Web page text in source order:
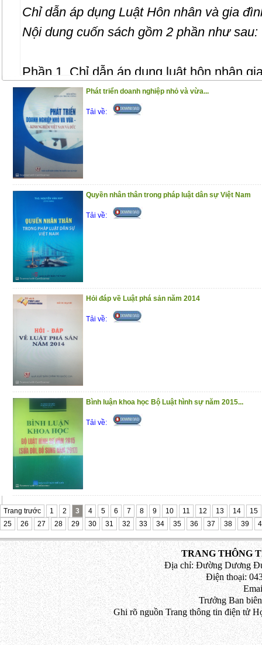
Chỉ dẫn áp dụng Luật Hôn nhân và gia
Nội dung cuốn sách gồm 2 phần như sau:
Phần 1. Chỉ dẫn áp dụng luật hôn nhân
Phần 2. Các văn bản hướng dẫn luật hôn
Trân trọng giới thiệu đến bạn đọc !
(7/1/2021)
Phát triển doanh nghiệp nhỏ và vừa...
Tải về:
Quyền nhân thân trong pháp luật dân sự Việt Nam
Tải về:
Hỏi đáp về Luật phá sản năm 2014
Tải về:
Bình luận khoa học Bộ Luật hình sự năm 2015...
Tải về:
Trang trước 1 2 3 4 5 6 7 8 9 10 11 12 13 14
15
25
26 27 28 29 30 31 32 33 34 35 36 37 38 39
TRANG THÔNG
Địa chỉ: Đường Dương
Điện thoại:
Trưởng Ban
Ghi rõ nguồn Trang thông tin điện tử